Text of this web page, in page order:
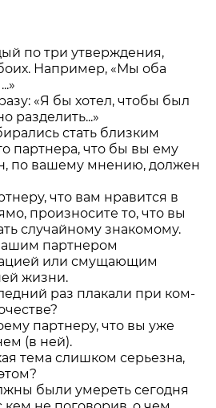
по три утверждения,
Например, «Мы оба
«Я бы хотел, чтобы был
разделить...»
стать близким
партнера, что бы вы ему
по вашему мнению, должен
что вам нравится в
произносите то, что вы
случайному знакомому.
партнером
или смущающим
жизни.
раз плакали при ком-
партнеру, что вы уже
(в ней).
тема слишком серьезна,
были умереть сегодня